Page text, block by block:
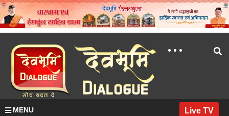
MENU Live TV